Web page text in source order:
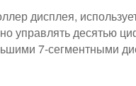
дисплея,
управлять десятью
7-сегментными